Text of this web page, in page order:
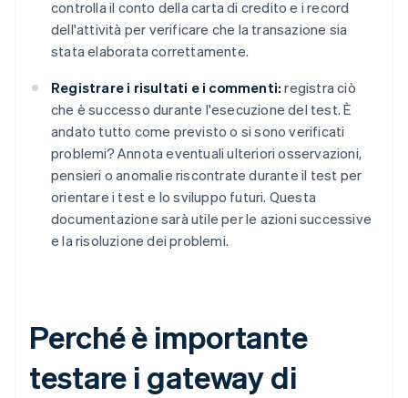
controlla il conto della carta di credito e i record
dell'attività per verificare che la transazione sia
stata elaborata correttamente.
Registrare i risultati e i commenti: registra ciò
che è successo durante l'esecuzione del test. È
andato tutto come previsto o si sono verificati
problemi? Annota eventuali ulteriori osservazioni,
pensieri o anomalie riscontrate durante il test per
orientare i test e lo sviluppo futuri. Questa
documentazione sarà utile per le azioni successive
e la risoluzione dei problemi.
Perché è importante
testare i gateway di